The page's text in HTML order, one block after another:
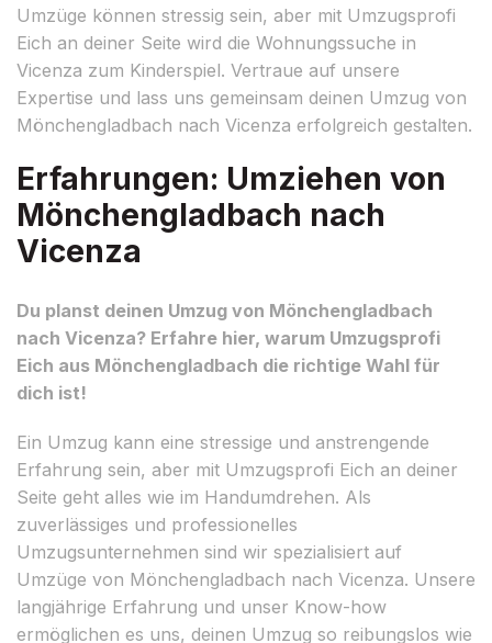
Umzüge können stressig sein, aber mit Umzugsprofi
Eich an deiner Seite wird die Wohnungssuche in
Vicenza zum Kinderspiel. Vertraue auf unsere
Expertise und lass uns gemeinsam deinen Umzug von
Mönchengladbach nach Vicenza erfolgreich gestalten.
Erfahrungen: Umziehen von
Mönchengladbach nach
Vicenza
Du planst deinen Umzug von Mönchengladbach
nach Vicenza? Erfahre hier, warum Umzugsprofi
Eich aus Mönchengladbach die richtige Wahl für
dich ist!
Ein Umzug kann eine stressige und anstrengende
Erfahrung sein, aber mit Umzugsprofi Eich an deiner
Seite geht alles wie im Handumdrehen. Als
zuverlässiges und professionelles
Umzugsunternehmen sind wir spezialisiert auf
Umzüge von Mönchengladbach nach Vicenza. Unsere
langjährige Erfahrung und unser Know-how
ermöglichen es uns, deinen Umzug so reibungslos wie